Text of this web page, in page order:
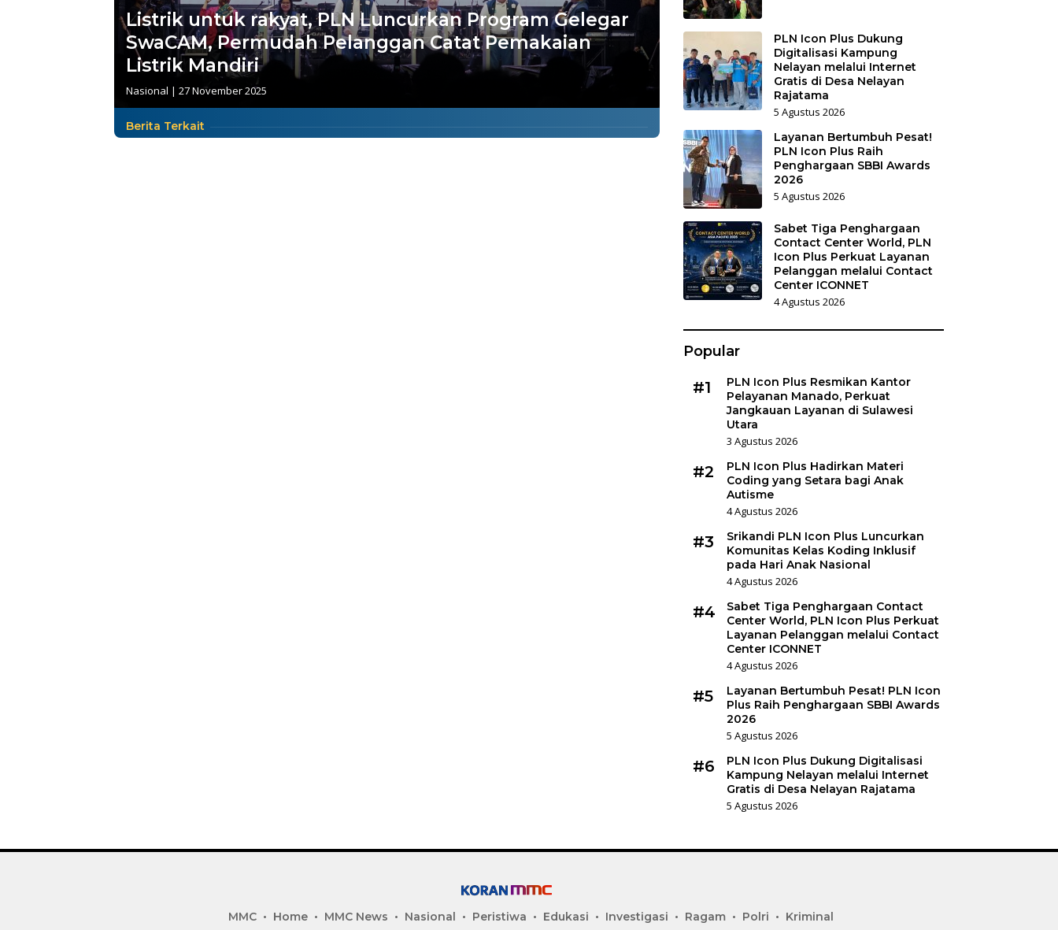
Listrik untuk rakyat, PLN Luncurkan Program Gelegar
SwaCAM, Permudah Pelanggan Catat Pemakaian
Listrik Mandiri
Nasional | 27 November 2025
Berita Terkait
PLN Icon Plus Dukung
Digitalisasi Kampung
Nelayan melalui Internet
Gratis di Desa Nelayan
Rajatama
5 Agustus 2026
Layanan Bertumbuh Pesat!
PLN Icon Plus Raih
Penghargaan SBBI Awards
2026
5 Agustus 2026
Sabet Tiga Penghargaan
Contact Center World, PLN
Icon Plus Perkuat Layanan
Pelanggan melalui Contact
Center ICONNET
4 Agustus 2026
Popular
#1
PLN Icon Plus Resmikan Kantor
Pelayanan Manado, Perkuat
Jangkauan Layanan di Sulawesi
Utara
3 Agustus 2026
#2
PLN Icon Plus Hadirkan Materi
Coding yang Setara bagi Anak
Autisme
4 Agustus 2026
#3
Srikandi PLN Icon Plus Luncurkan
Komunitas Kelas Koding Inklusif
pada Hari Anak Nasional
4 Agustus 2026
#4
Sabet Tiga Penghargaan Contact
Center World, PLN Icon Plus Perkuat
Layanan Pelanggan melalui Contact
Center ICONNET
4 Agustus 2026
#5
Layanan Bertumbuh Pesat! PLN Icon
Plus Raih Penghargaan SBBI Awards
2026
5 Agustus 2026
#6
PLN Icon Plus Dukung Digitalisasi
Kampung Nelayan melalui Internet
Gratis di Desa Nelayan Rajatama
5 Agustus 2026
MMC Home MMC News Nasional Peristiwa Edukasi Investigasi Ragam Polri Kriminal